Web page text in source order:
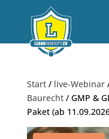
Start/ live-Webinar
Baurecht/ GMP &
Paket (ab